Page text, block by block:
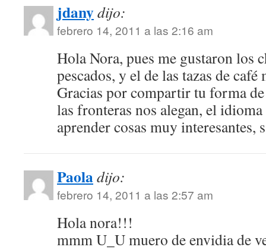
jdanydijo:
febrero 14, 2011 a las 2:16 am
Hola Nora, pues me gustaron los
pescados, y el de las tazas de
Gracias por compartir tu forma
las fronteras nos alegan, el
aprender cosas muy interesantes,
Paoladijo:
febrero 14, 2011 a las 2:57 am
Hola nora!!!
mmm U_U muero de envidia de